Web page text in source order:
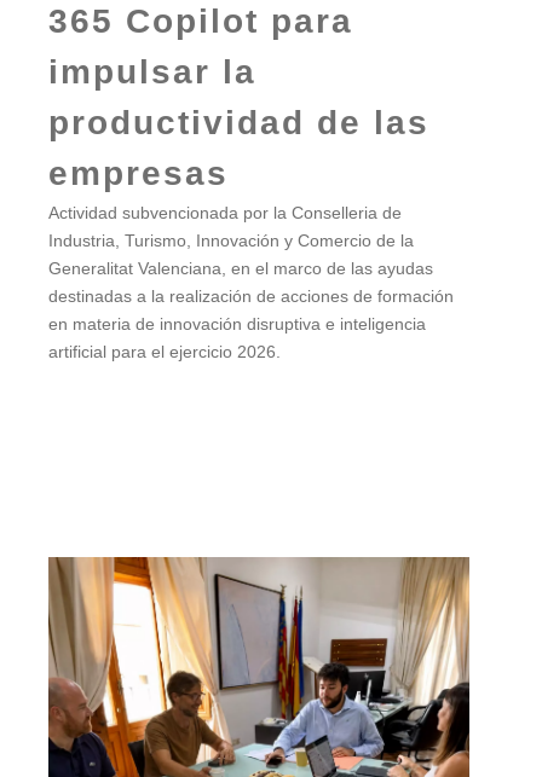
365 Copilot para
impulsar la
productividad de las
empresas
Actividad subvencionada por la Conselleria de
Industria, Turismo, Innovación y Comercio de la
Generalitat Valenciana, en el marco de las ayudas
destinadas a la realización de acciones de formación
en materia de innovación disruptiva e inteligencia
artificial para el ejercicio 2026.